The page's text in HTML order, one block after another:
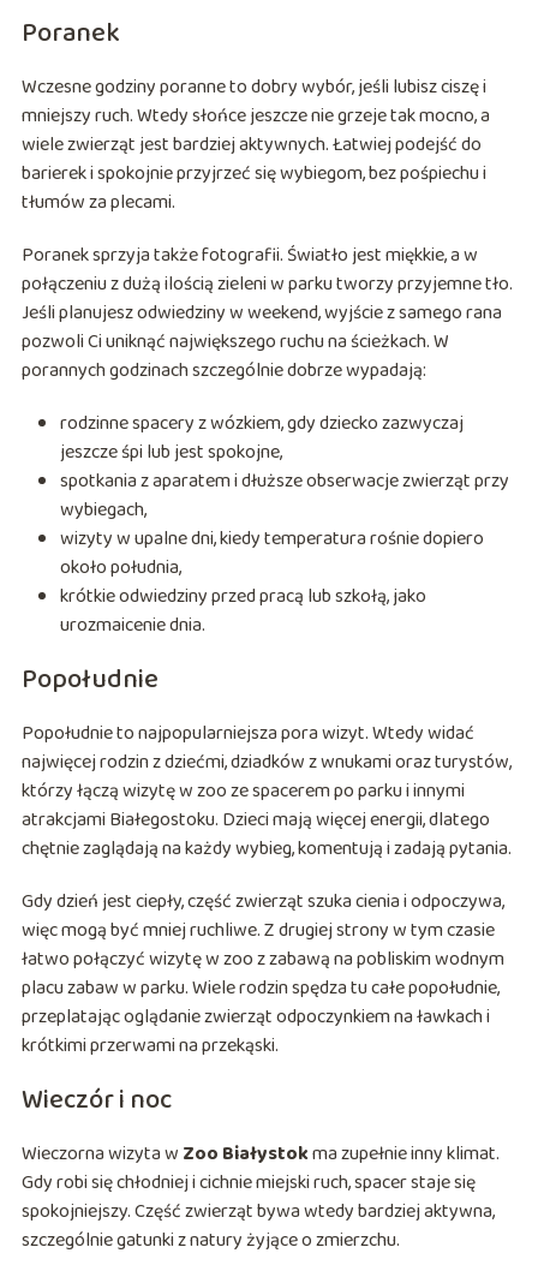
Poranek
Wczesne godziny poranne to dobry wybór, jeśli lubisz ciszę i
mniejszy ruch. Wtedy słońce jeszcze nie grzeje tak mocno, a
wiele zwierząt jest bardziej aktywnych. Łatwiej podejść do
barierek i spokojnie przyjrzeć się wybiegom, bez pośpiechu i
tłumów za plecami.
Poranek sprzyja także fotografii. Światło jest miękkie, a w
połączeniu z dużą ilością zieleni w parku tworzy przyjemne tło.
Jeśli planujesz odwiedziny w weekend, wyjście z samego rana
pozwoli Ci uniknąć największego ruchu na ścieżkach. W
porannych godzinach szczególnie dobrze wypadają:
rodzinne spacery z wózkiem, gdy dziecko zazwyczaj
jeszcze śpi lub jest spokojne,
spotkania z aparatem i dłuższe obserwacje zwierząt przy
wybiegach,
wizyty w upalne dni, kiedy temperatura rośnie dopiero
około południa,
krótkie odwiedziny przed pracą lub szkołą, jako
urozmaicenie dnia.
Popołudnie
Popołudnie to najpopularniejsza pora wizyt. Wtedy widać
najwięcej rodzin z dziećmi, dziadków z wnukami oraz turystów,
którzy łączą wizytę w zoo ze spacerem po parku i innymi
atrakcjami Białegostoku. Dzieci mają więcej energii, dlatego
chętnie zaglądają na każdy wybieg, komentują i zadają pytania.
Gdy dzień jest ciepły, część zwierząt szuka cienia i odpoczywa,
więc mogą być mniej ruchliwe. Z drugiej strony w tym czasie
łatwo połączyć wizytę w zoo z zabawą na pobliskim wodnym
placu zabaw w parku. Wiele rodzin spędza tu całe popołudnie,
przeplatając oglądanie zwierząt odpoczynkiem na ławkach i
krótkimi przerwami na przekąski.
Wieczór i noc
Wieczorna wizyta w Zoo Białystokma zupełnie inny klimat.
Gdy robi się chłodniej i cichnie miejski ruch, spacer staje się
spokojniejszy. Część zwierząt bywa wtedy bardziej aktywna,
szczególnie gatunki z natury żyjące o zmierzchu.